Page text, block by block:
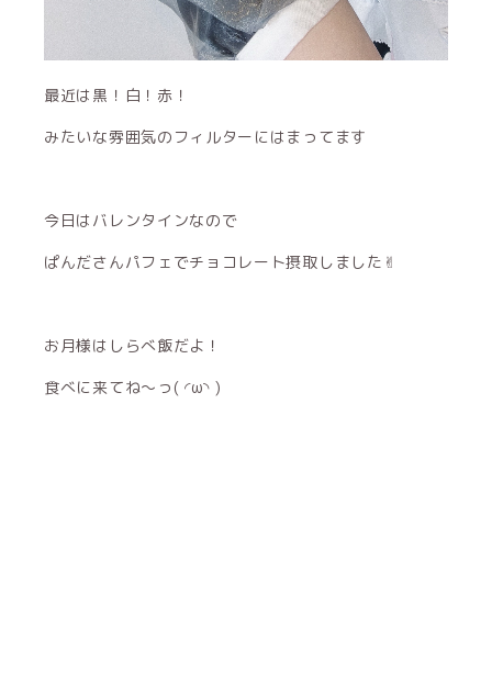
最近は黒！白！赤！
みたいな雰囲気のフィルターにはまってます
今日はバレンタインなので
ぱんださんパフェでチョコレート摂取しました✌︎
お月様はしらべ飯だよ！
食べに来てね〜っ( ◜ω◝ )